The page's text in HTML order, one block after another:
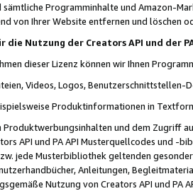
Programminhalte und Amazon-
von Ihrer Website entfernen und löschen
die Nutzung der Creators API und der
dieser Lizenz können wir Ihnen
Videos, Logos, Benutzerschnittstellen-
Produktinformationen in
Produktwerbungsinhalten und dem Zugriff
API und PA API Musterquellcodes und
jede Musterbibliothek geltenden
Anleitungen,
Nutzung von Creators API und PA